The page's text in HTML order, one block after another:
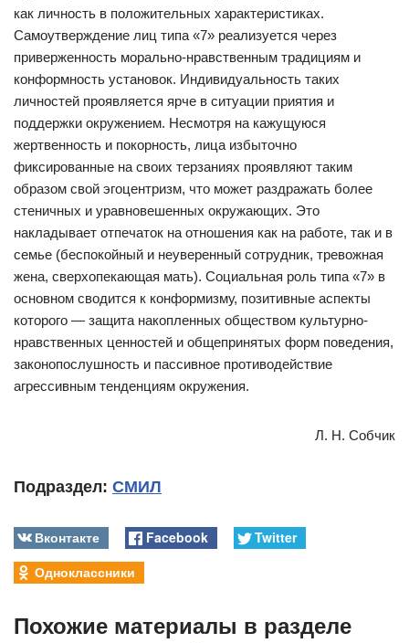
как личность в положительных характеристиках.
Самоутверждение лиц типа «7» реализуется через
приверженность морально-нравственным традициям и
конформность установок. Индивидуальность таких
личностей проявляется ярче в ситуации приятия и
поддержки окружением. Несмотря на кажущуюся
жертвенность и покорность, лица избыточно
фиксированные на своих терзаниях проявляют таким
образом свой эгоцентризм, что может раздражать более
стеничных и уравновешенных окружающих. Это
накладывает отпечаток на отношения как на работе, так и в
семье (беспокойный и неуверенный сотрудник, тревожная
жена, сверхопекающая мать). Социальная роль типа «7» в
основном сводится к конформизму, позитивные аспекты
которого — защита накопленных обществом культурно-
нравственных ценностей и общепринятых форм поведения,
законопослушность и пассивное противодействие
агрессивным тенденциям окружения.
Л. Н. Собчик
Подраздел: СМИЛ
Вконтакте Facebook
Twitter
Одноклассники
Похожие материалы в разделе